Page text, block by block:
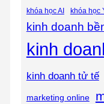
khóa học AI khóa học
kinh doanh
kinh
kinh doanh tử tế
marketing online